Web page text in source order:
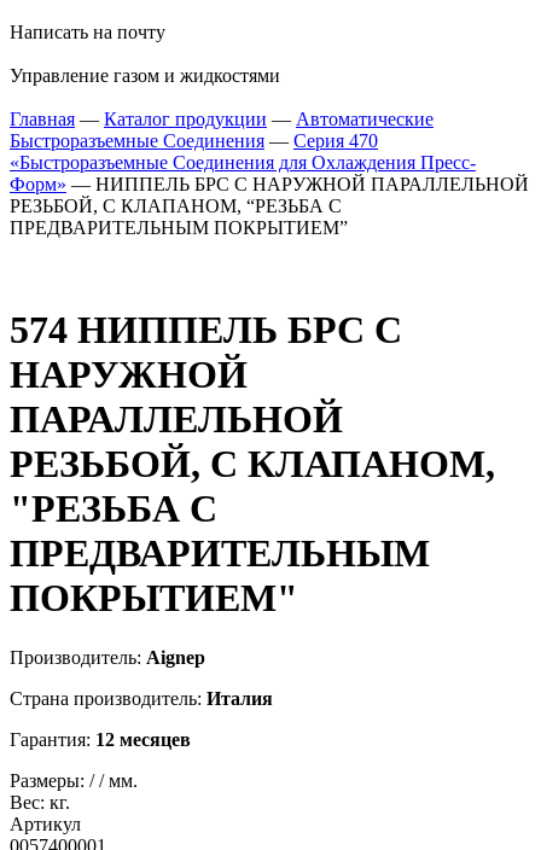
Написать на почту
Управление газом и жидкостями
Главная — Каталог продукции — Автоматические
Быстроразъемные Соединения — Серия 470
«Быстроразъемные Соединения для Охлаждения Пресс-
Форм» — НИППЕЛЬ БРС С НАРУЖНОЙ ПАРАЛЛЕЛЬНОЙ
РЕЗЬБОЙ, С КЛАПАНОМ, “РЕЗЬБА С
ПРЕДВАРИТЕЛЬНЫМ ПОКРЫТИЕМ”
574 НИППЕЛЬ БРС С
НАРУЖНОЙ
ПАРАЛЛЕЛЬНОЙ
РЕЗЬБОЙ, С КЛАПАНОМ,
"РЕЗЬБА С
ПРЕДВАРИТЕЛЬНЫМ
ПОКРЫТИЕМ"
Производитель: Aignep
Страна производитель: Италия
Гарантия: 12 месяцев
Размеры: //мм.
Вес: кг.
Артикул
0057400001